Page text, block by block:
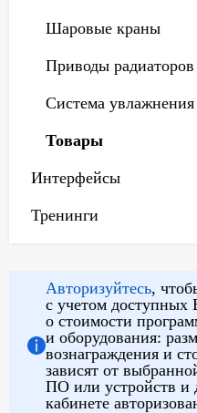
Шаровые краны
Приводы радиаторов
Система увлажнения
Товары
Интерфейсы
Тренинги
Авторизуйтесь,
с учетом
о стоимости
и оборудования:
вознаграждения и
зависят от
ПО или устройств и
кабинете